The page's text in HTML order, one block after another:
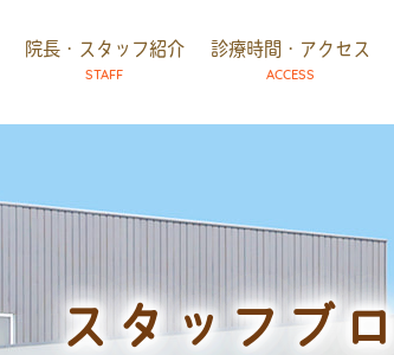
院長・スタッフ紹介
STAFF
診療時間・アクセス
ACCESS
スタッフブ